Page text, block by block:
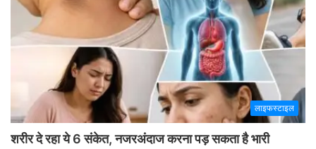
लाइफस्टाइल
शरीर दे रहा ये 6 संकेत, नजरअंदाज करना पड़ सकता है भारी